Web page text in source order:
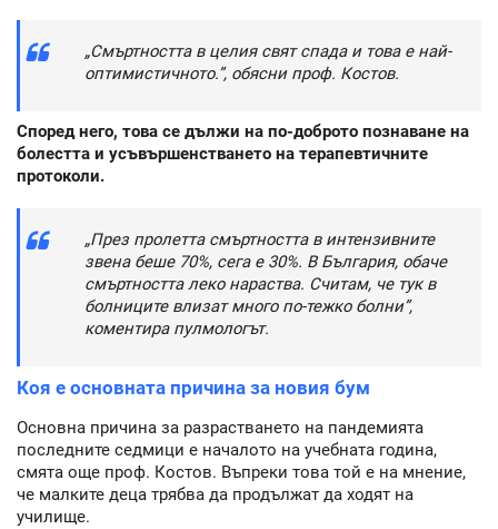
„Смъртността в целия свят спада и това е най-
оптимистичното.”, обясни проф. Костов.
Според него, това се дължи на по-доброто познаване на
болестта и усъвършенстването на терапевтичните
протоколи.
„През пролетта смъртността в интензивните
звена беше 70%, сега е 30%. В България, обаче
смъртността леко нараства. Считам, че тук в
болниците влизат много по-тежко болни”,
коментира пулмологът.
Коя е основната причина за новия бум
Основна причина за разрастването на пандемията
последните седмици е началото на учебната година,
смята още проф. Костов. Въпреки това той е на мнение,
че малките деца трябва да продължат да ходят на
училище.